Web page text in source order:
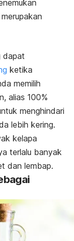
dapat
ketika
memilih
alias 100%
menghindari
lebih kering.
kelapa
terlalu banyak
dan lembap.